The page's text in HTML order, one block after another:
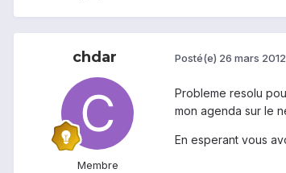
chdar
Membre
Posté(e) 26 mars 2012
Probleme resolu
mon agenda sur le
En esperant vous